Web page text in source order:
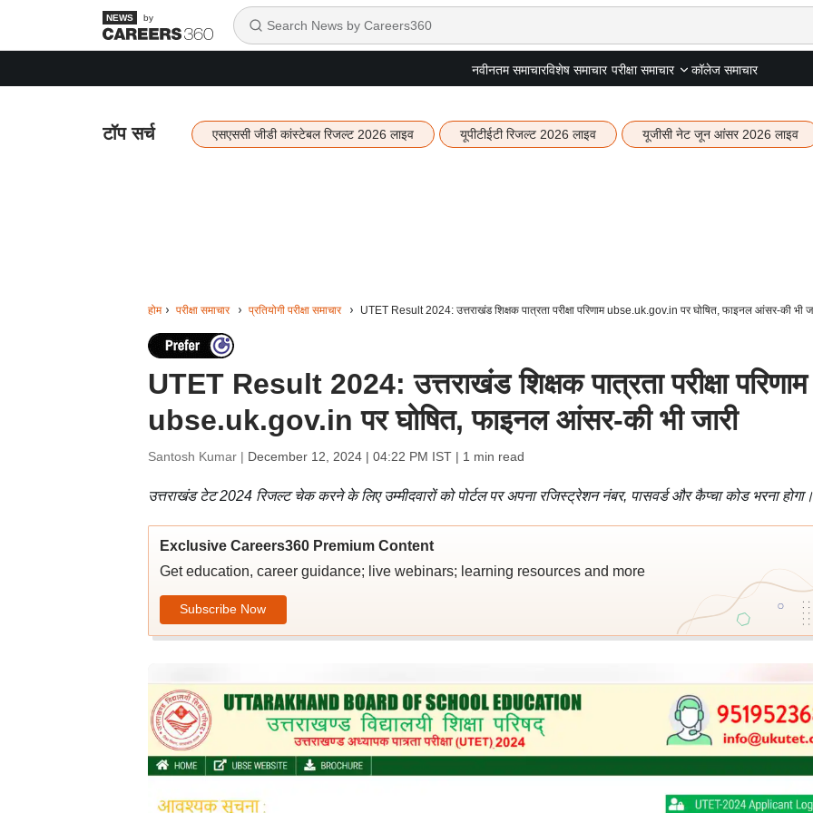
by
नवीनतम समाचारविशेष समाचार परीक्षा समाचार कॉलेज समाचार
टॉप सर्च एसएससी जीडी कांस्टेबल रिजल्ट 2026 लाइव यूपीटीईटी रिजल्ट 2026 लाइव यूजीसी नेट जून आंसर 2026 लाइव
होम परीक्षा समाचार प्रतियोगी परीक्षा समाचार UTET Result 2024: उत्तराखंड शिक्षक पात्रता परीक्षा परिणाम ubse.uk.gov.in पर घोषित, फाइनल आंसर-की भी
UTET Result 2024: उत्तराखंड शिक्षक पात्रता परीक्षा परिणाम
ubse.uk.gov.in पर घोषित, फाइनल आंसर-की भी जारी
Santosh Kumar | December 12, 2024 | 04:22 PM IST| 1 min read
उत्तराखंड टेट 2024 रिजल्ट चेक करने के लिए उम्मीदवारों को पोर्टल पर अपना रजिस्ट्रेशन नंबर, पासवर्ड और कैप्चा कोड भरना होगा।
Exclusive Careers360 Premium Content
Get education, career guidance; live webinars; learning resources and more
Subscribe Now